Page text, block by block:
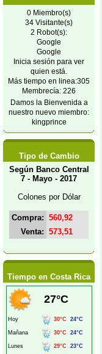
0 Miembro(s)
34 Visitante(s)
2 Robot(s):
Google
Google
Inicia sesión para ver
quien está.
Más tiempo en linea:305
Membrecía: 226
Damos la Bienvenida a
nuestro nuevo miembro:
kingprince
Tipo de Cambio
Según Banco Central
7 - Mayo - 2017
Colones por Dólar
Compra: 560,92
Venta: 573,51
Tiempo en Costa Rica